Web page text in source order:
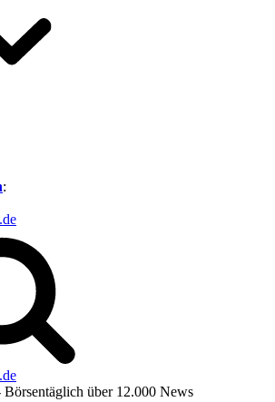
:
Börsentäglich über 12.000 News